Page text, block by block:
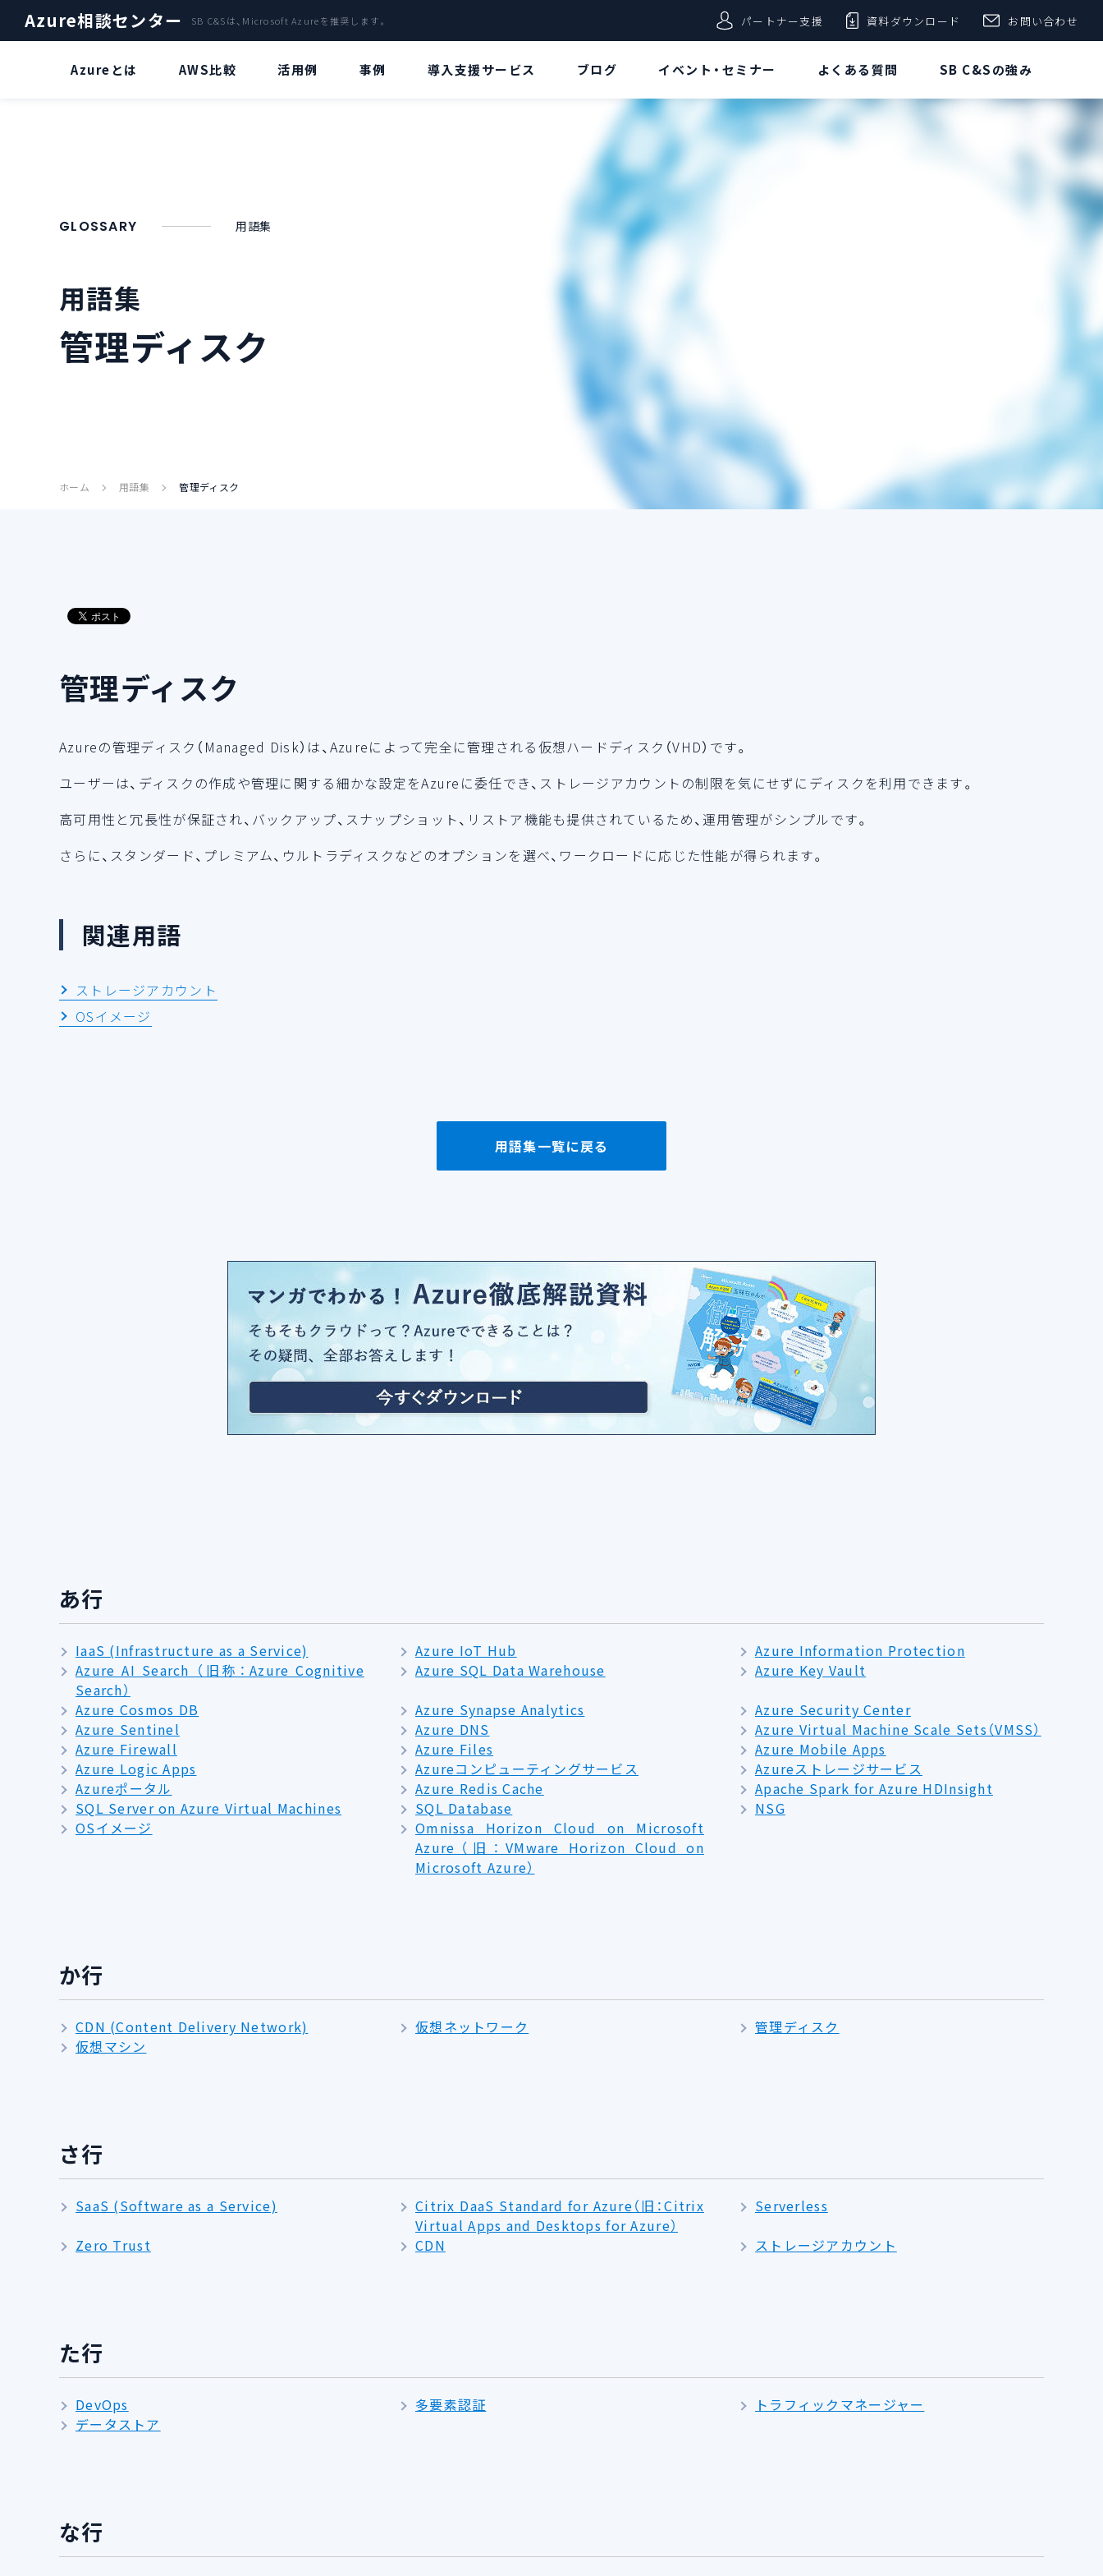
Azure相談センター SB C&Sは、Microsoft Azureを推奨します。 パートナー支援 資料ダウンロード お問い合わせ
Azureとは AWS比較 活用例 事例 導入支援サービス ブログ
“ChatGPT” とは？
イベント・セミナー よくある質問 SB C&Sの強み
GLOSSARY 用語集
用語集
管理ディスク
ホーム 用語集 管理ディスク
管理ディスク
Azureの管理ディスク（Managed Disk）は、Azureによって完全に管理される仮想ハードディスク（VHD）です。
ユーザーは、ディスクの作成や管理に関する細かな設定をAzureに委任でき、ストレージアカウントの制限を気にせずにディスクを利用できます。
高可用性と冗長性が保証され、バックアップ、スナップショット、リストア機能も提供されているため、運用管理がシンプルです。
さらに、スタンダード、プレミアム、ウルトラディスクなどのオプションを選べ、ワークロードに応じた性能が得られます。
関連用語
ストレージアカウント
OSイメージ
用語集一覧に戻る
あ行
IaaS (Infrastructure as a Service) Azure IoT Hub
Azure Information Protection
Azure AI Search （旧称：Azure Cognitive
Search）
Azure SQL Data Warehouse
Azure Key Vault
Azure Cosmos DB
Azure Synapse Analytics
Azure Security Center
Azure Sentinel
Azure DNS
Azure Virtual Machine Scale Sets（VMSS）
Azure Firewall
Azure Files
Azure Mobile Apps
Azure Logic Apps
Azureコンピューティングサービス
Azureストレージサービス
Azureポータル
Azure Redis Cache
Apache Spark for Azure HDInsight
SQL Server on Azure Virtual Machines
SQL Database
NSG
OSイメージ
Omnissa Horizon Cloud on Microsoft
Azure（旧：VMware Horizon Cloud on
Microsoft Azure）
か行
CDN (Content Delivery Network) 仮想ネットワーク
管理ディスク
仮想マシン
さ行
SaaS (Software as a Service)
Citrix DaaS Standard for Azure（旧：Citrix
Virtual Apps and Desktops for Azure）
Serverless
Zero Trust
CDN ストレージアカウント
た行
DevOps 多要素認証
トラフィックマネージャー
データストア
な行